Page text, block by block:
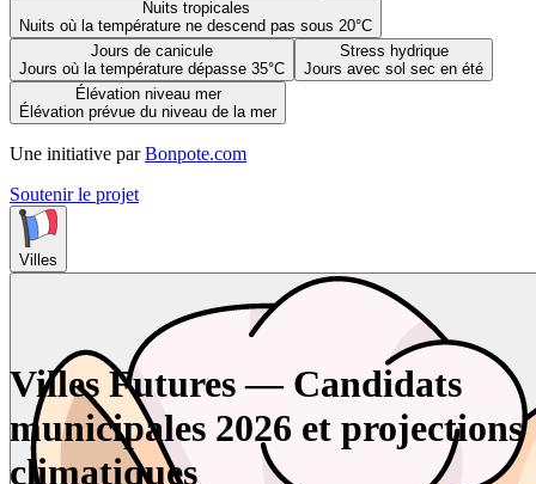
Nuits tropicales
Nuits où la température ne descend pas sous 20°C
Jours de canicule
Jours où la température dépasse 35°C
Stress hydrique
Jours avec sol sec en été
Élévation niveau mer
Élévation prévue du niveau de la mer
Une initiative par Bonpote.com
Soutenir le projet
Villes
Villes Futures — Candidats
municipales 2026 et projections
climatiques